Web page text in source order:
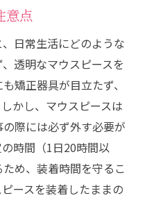
意点
日常生活にどのような
透明なマウスピースを
矯正器具が目立たず、
かし、マウスピースは
際には必ず外す必要が
時間（1日20時間以
め、装着時間を守るこ
ースを装着したままの